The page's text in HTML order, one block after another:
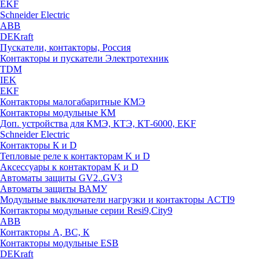
EKF
Schneider Electric
ABB
DEKraft
Пускатели, контакторы, Россия
Контакторы и пускатели Электротехник
TDM
IEK
EKF
Контакторы малогабаритные КМЭ
Контакторы модульные КМ
Доп. устройства для КМЭ, КТЭ, КТ-6000, EKF
Schneider Electric
Контакторы К и D
Тепловые реле к контакторам K и D
Аксессуары к контакторам K и D
Автоматы защиты GV2..GV3
Автоматы защиты ВАМУ
Модульные выключатели нагрузки и контакторы ACTI9
Контакторы модульные серии Resi9,City9
ABB
Контакторы А, ВС, К
Контакторы модульные ESB
DEKraft